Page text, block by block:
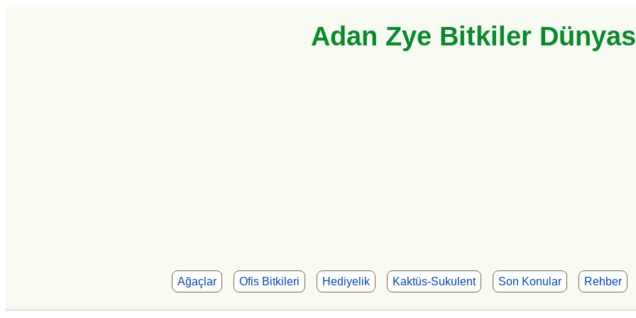
Adan Zye Bitkiler
Ağaçlar Ofis Bitkileri Hediyelik Kaktüs-Sukulent Son Konular Rehber